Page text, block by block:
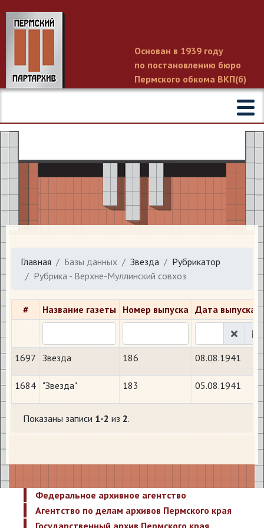
Основан в 1939 году
по постановлению бюро
Пермского обкома ВКП(б)
Главная Базы данных Звезда
Рубрикатор
Рубрика - Верхне-Муллинский совхоз
# Название газеты Номер выпуска Дата выпуска
1697 Звезда 186 08.08.1941
1684 "Звезда" 183 05.08.1941
Показаны записи 1-2 из 2.
Федеральное архивное агентство
Агентство по делам архивов Пермского края
Государственный архив Пермского края